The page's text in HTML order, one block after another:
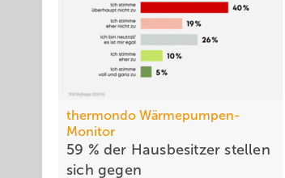
thermondo Wärmepumpen-
Monitor
59 % der Haus­be­sit­zer stellen
sich gegen